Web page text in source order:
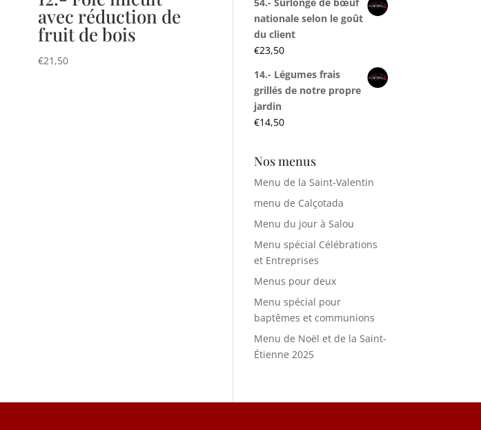
avec réduction de
fruit de bois
€21,50
nationale selon le goût
du client
€23,50
14.- Légumes frais
grillés de notre propre
jardin
€14,50
Nos menus
Menu de la Saint-Valentin
menu de Calçotada
Menu du jour à Salou
Menu spécial Célébrations
et Entreprises
Menus pour deux
Menu spécial pour
baptêmes et communions
Menu de Noël et de la Saint-
Étienne 2025